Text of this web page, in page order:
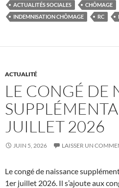
ACTUALITÉS SOCIALES CHÔMAGE
INDEMNISATION CHÔMAGE
RC
ACTUALITÉ
LE CONGÉ DE
JUILLET 2026
JUIN 5, 2026 LAISSER UN
Le congé de naissance
1er juillet 2026. Il s’ajoute aux